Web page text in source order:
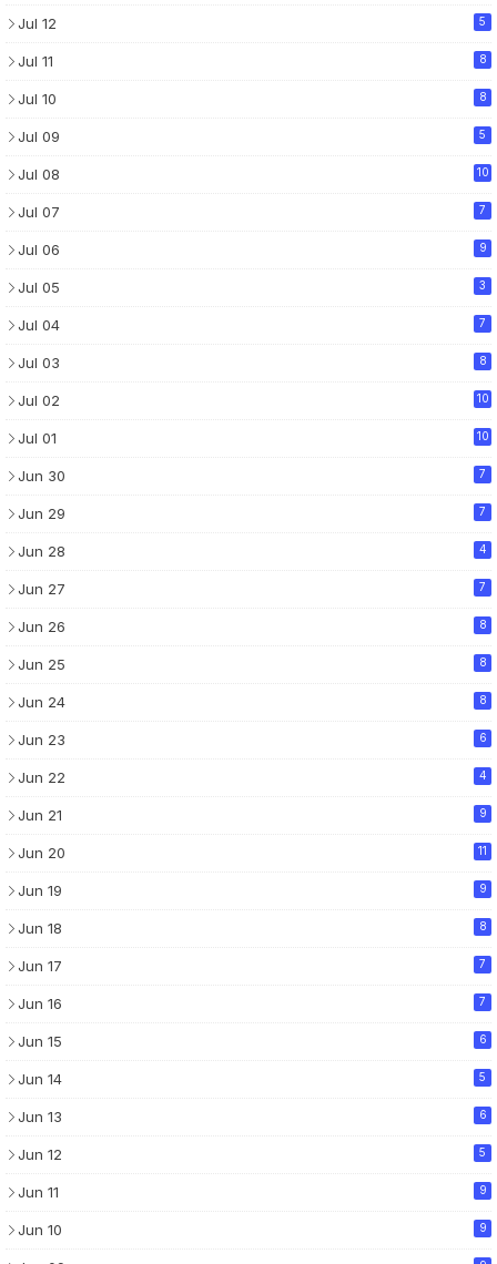
Jul 12 5
Jul 11 8
Jul 10 8
Jul 09 5
Jul 08 10
Jul 07 7
Jul 06 9
Jul 05 3
Jul 04 7
Jul 03 8
Jul 02 10
Jul 01 10
Jun 30 7
Jun 29 7
Jun 28 4
Jun 27 7
Jun 26 8
Jun 25 8
Jun 24 8
Jun 23 6
Jun 22 4
Jun 21 9
Jun 20 11
Jun 19 9
Jun 18 8
Jun 17 7
Jun 16 7
Jun 15 6
Jun 14 5
Jun 13 6
Jun 12 5
Jun 11 9
Jun 10 9